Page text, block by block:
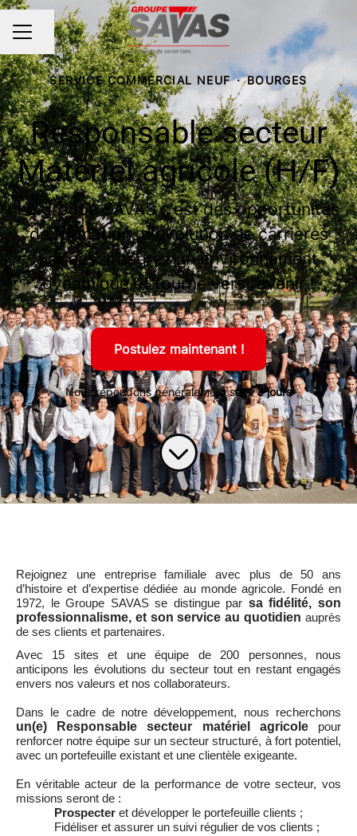
MENU CARRIÈRE
Partager la page
SERVICE COMMERCIAL NEUF · BOURGES
Responsable secteur
Matériel agricole (H/F)
Le groupe SAVAS c'est des opportunités
de formation, d'évolution de carrières
variées. Intégrez un environnement
dynamique et tourné vers l’avenir !
Postulez maintenant !
Nous répondons généralement sous3 jours
Rejoignez une entreprise familiale avec plus de 50 ans
d’histoire et d’expertise dédiée au monde agricole. Fondé en
1972, le Groupe SAVAS se distingue par sa fidélité, son
professionnalisme, et son service au quotidien auprès
de ses clients et partenaires.
Avec 15 sites et une équipe de 200 personnes, nous
anticipons les évolutions du secteur tout en restant engagés
envers nos valeurs et nos collaborateurs.
Dans le cadre de notre développement, nous recherchons
un(e) Responsable secteur matériel agricole pour
renforcer notre équipe sur un secteur structuré, à fort potentiel,
avec un portefeuille existant et une clientèle exigeante.
En véritable acteur de la performance de votre secteur, vos
missions seront de :
Prospecter et développer le portefeuille clients ;
Fidéliser et assurer un suivi régulier de vos clients ;